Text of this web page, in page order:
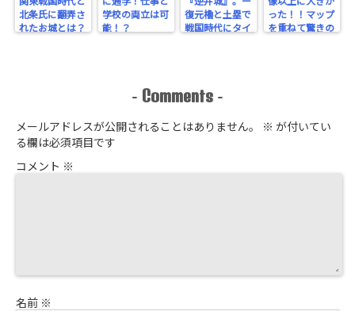
北条氏に翻弄さ
れたお城とは？
学校の両立は可
能！？
復元櫓と土塁で
戦国時代にタイ
った！！マップ
を重ねて驚きの
- Comments -
メールアドレスが公開されることはありません。 ※ が付いてい
る欄は必須項目です
コメント ※
名前 ※